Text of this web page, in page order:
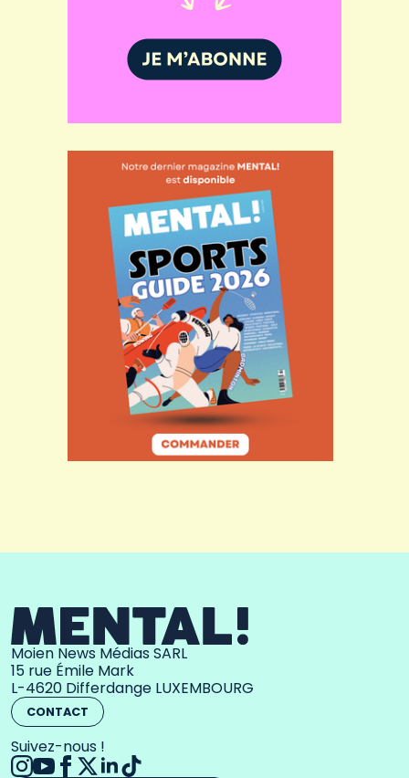
Moien News Médias SARL
15 rue Émile Mark
L-4620 Differdange LUXEMBOURG
CONTACT
Suivez-nous !